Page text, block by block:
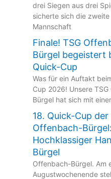
drei Siegen aus drei
sicherte sich die zweite
Mannschaft
Finale! TSG
Bürgel begeistert
Quick-Cup
Was für ein Auftakt
Cup 2026! Unsere
Bürgel hat sich mit
18. Quick-Cup der
Offenbach-Bürgel:
Hochklassiger
Bürgel
Offenbach-Bürgel. Am
Augustwochenende